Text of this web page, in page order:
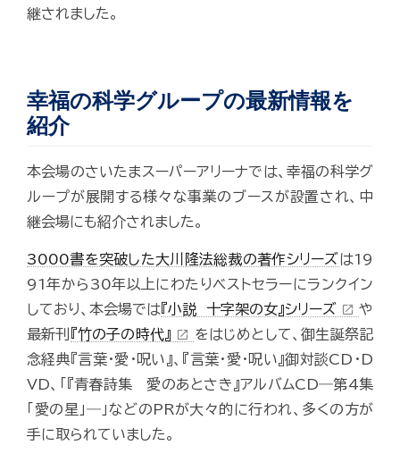
継されました。
幸福の科学グループの最新情報を
紹介
本会場のさいたまスーパーアリーナでは、幸福の科学グ
ループが展開する様々な事業のブースが設置され、中
継会場にも紹介されました。
3000書を突破した大川隆法総裁の著作シリーズは19
91年から30年以上にわたりベストセラーにランクイン
しており、本会場では『小説 十字架の女』シリーズ open_in_new や
最新刊 『竹の子の時代』 open_in_new をはじめとして、御生誕祭記
念経典『言葉・愛・呪い』、『言葉・愛・呪い』御対談CD・D
VD、「『青春詩集 愛のあとさき』アルバムCD―第4集
「愛の星」―」などのPRが大々的に行われ、多くの方が
手に取られていました。